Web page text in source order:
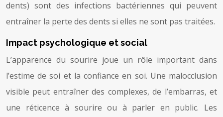
dents) sont des infections bactériennes qui peuvent
entraîner la perte des dents si elles ne sont pas traitées.
Impact psychologique et social
L’apparence du sourire joue un rôle important dans
l’estime de soi et la confiance en soi. Une malocclusion
visible peut entraîner des complexes, de l’embarras, et
une réticence à sourire ou à parler en public. Les